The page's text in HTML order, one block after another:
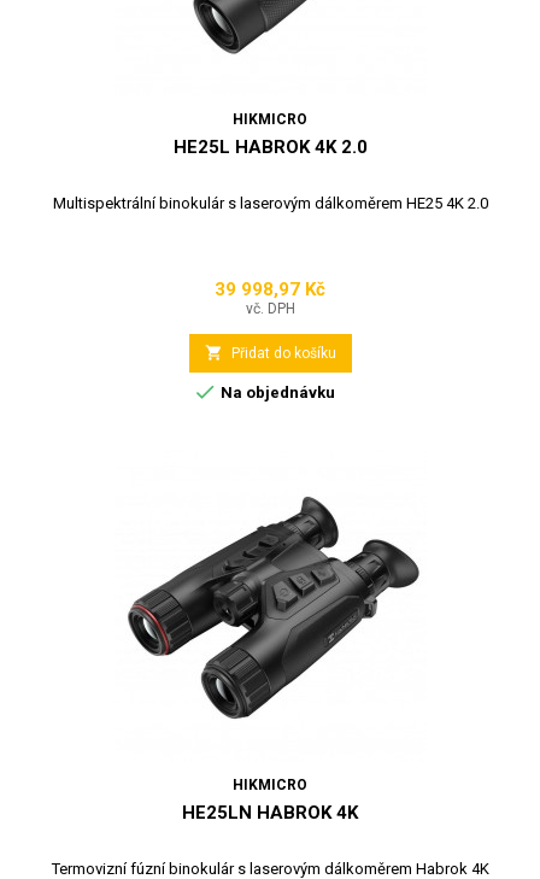
HIKMICRO
HE25L HABROK 4K 2.0
Multispektrální binokulár s laserovým dálkoměrem HE25 4K 2.0
Cena
39 998,97 Kč
vč. DPH
 Přidat do košíku
 Na objednávku
HIKMICRO
HE25LN HABROK 4K
Termovizní fúzní binokulár s laserovým dálkoměrem Habrok 4K